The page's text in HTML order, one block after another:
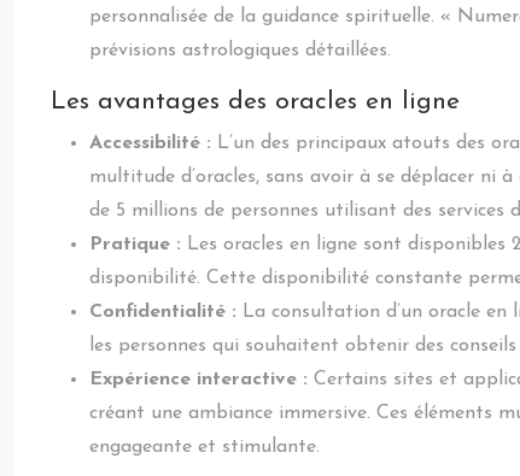
personnalisée de la guidance spirituelle. «
prévisions astrologiques détaillées.
Les avantages des oracles en ligne
Accessibilité : L’un des principaux atouts des
multitude d’oracles, sans avoir à se déplacer ni
de 5 millions de personnes utilisant des services
Pratique : Les oracles en ligne sont
disponibilité. Cette disponibilité constante
Confidentialité : La consultation d’un oracle
les personnes qui souhaitent obtenir des
Expérience interactive : Certains sites et
créant une ambiance immersive. Ces éléments
engageante et stimulante.